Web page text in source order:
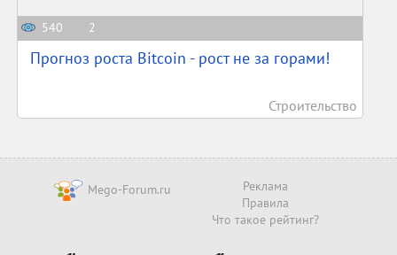
540 2
Прогноз роста Bitcoin - рост не за горами!
Строительство
Mego-Forum.ru
Реклама
Правила
Что такое рейтинг?